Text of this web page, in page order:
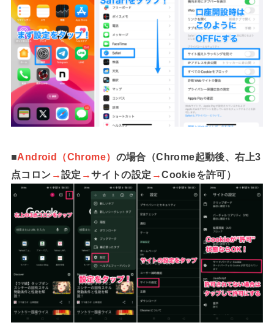
■Android（Chrome） の場合（Chrome起動後、右上3
点コロン →設定 →サイトの設定 →Cookieを許可）